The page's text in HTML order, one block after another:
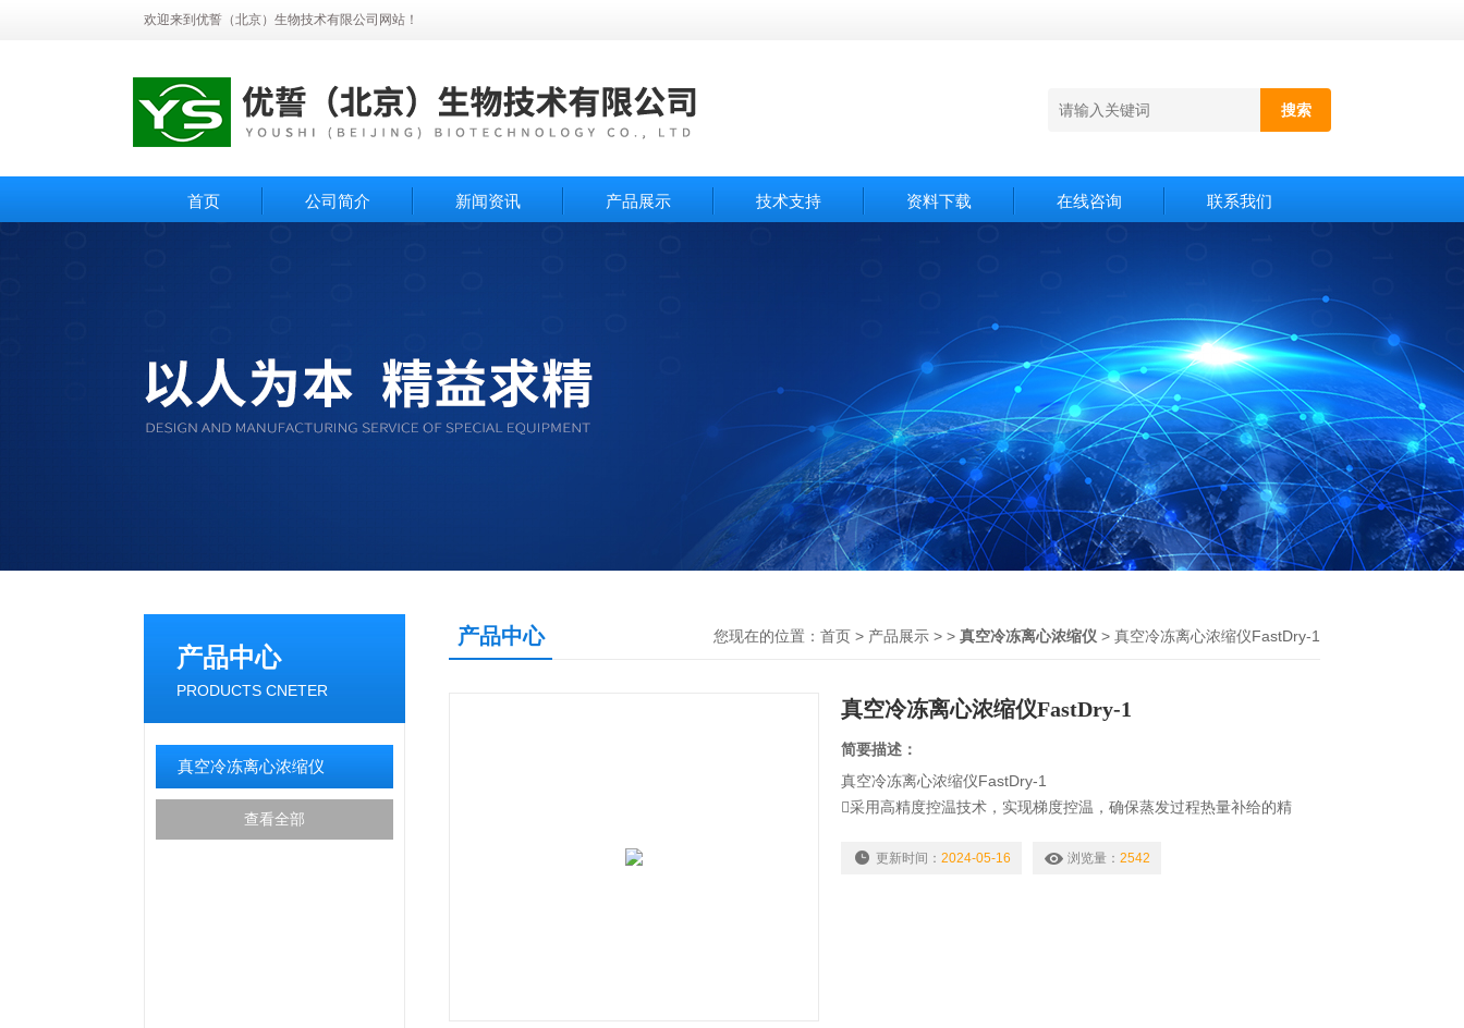
欢迎来到优誓（北京）生物技术有限公司网站！
首页 公司简介 新闻资讯 产品展示 技术支持 资料下载 在线咨询 联系我们
产品中心
PRODUCTS CNETER
真空冷冻离心浓缩仪
查看全部
产品中心 您现在的位置： 首页 > 产品展示 > > 真空冷冻离心浓缩仪 > 真空冷冻离心浓缩仪FastDry-1
真空冷冻离心浓缩仪FastDry-1
简要描述：
真空冷冻离心浓缩仪FastDry-1
采用高精度控温技术，实现梯度控温，确保蒸发过程热量补给的精
浓缩仪、真空泵、冷阱独立模块，可自由组合。
更新时间： 2024-05-16 浏览量： 2542